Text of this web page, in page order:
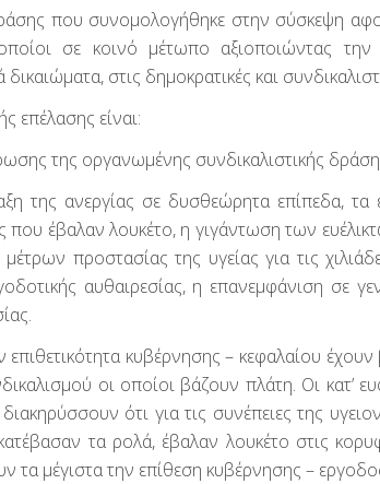
που συνομολογήθηκε στην σύσκεψη
σε κοινό μέτωπο αξιοποιώντας την
στις δημοκρατικές και
επέλασης είναι:
της οργανωμένης συνδικαλιστικής
της ανεργίας σε δυσθεώρητα επίπεδα, τα
που έβαλαν λουκέτο, η γιγάντωση των
προστασίας της υγείας για τις
αυθαιρεσίας, η επανεμφάνιση σε
κυβέρνησης – κεφαλαίου έχουν
οι οποίοι βάζουν πλάτη. Οι κατ’
ότι για τις συνέπειες της
τα ρολά, έβαλαν λουκέτο στις
τα μέγιστα την επίθεση κυβέρνησης –